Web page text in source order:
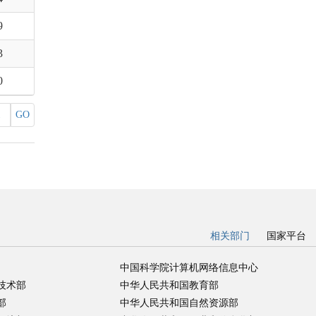
GO
相关部门 国家平台
中国科学院计算机网络信息中心
术部
中华人民共和国教育部
中华人民共和国自然资源部